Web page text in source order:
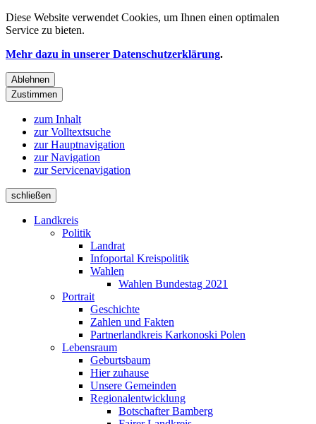
Diese Website verwendet Cookies, um Ihnen einen optimalen
Service zu bieten.
Mehr dazu in unserer Datenschutzerklärung.
Ablehnen
Zustimmen
zum Inhalt
zur Volltextsuche
zur Hauptnavigation
zur Navigation
zur Servicenavigation
schließen
Landkreis
Politik
Landrat
Infoportal Kreispolitik
Wahlen
Wahlen Bundestag 2021
Portrait
Geschichte
Zahlen und Fakten
Partnerlandkreis Karkonoski Polen
Lebensraum
Geburtsbaum
Hier zuhause
Unsere Gemeinden
Regionalentwicklung
Botschafter Bamberg